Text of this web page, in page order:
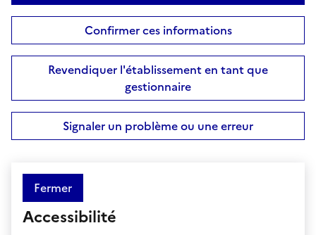
Confirmer ces informations
Revendiquer l'établissement en tant que
gestionnaire
Signaler un problème ou une erreur
Fermer
Accessibilité